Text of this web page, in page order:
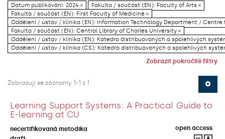
Datum publikování: 2024 ×
Fakulta / součást (EN): Faculty of Arts ×
Fakulta / součást (EN): First Faculty of Medicine ×
Oddělení / ústav / klinika (EN): Information Technology Department / Centre
Fakulta / součást (EN): Central Library of Charles University ×
Oddělení / ústav / klinika (EN): Katedra distribuovaných a spolehlivých
Oddělení / ústav / klinika (CS): Katedra distribuovaných a spolehlivých
Zobrazit pokročilé filtry
Zobrazují se záznamy 1-1 z 1
Learning Support Systems: A Practical Guide to
E-learning at CU
necertifikovaná metodika
open access